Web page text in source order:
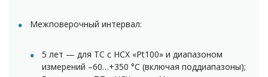
Межповерочный интервал:
5 лет — для ТС с НСХ «Pt100» и диапазоном
измерений –60…+350 °С (включая поддиапазоны);